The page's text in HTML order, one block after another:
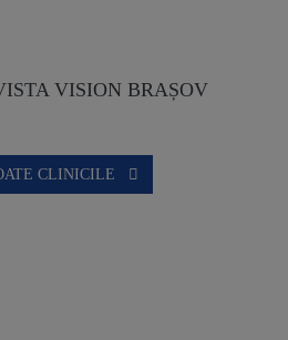
VISION BRAȘOV
CLINICILE